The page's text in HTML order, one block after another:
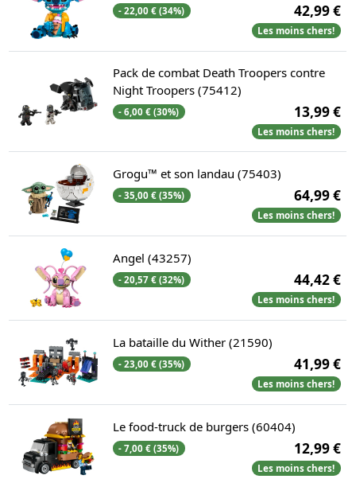
- 22,00 € (34%) 42,99 €
Les moins chers!
Pack de combat Death Troopers contre
Night Troopers (75412)
- 6,00 € (30%) 13,99 €
Les moins chers!
Grogu™ et son landau (75403)
- 35,00 € (35%) 64,99 €
Les moins chers!
Angel (43257)
- 20,57 € (32%) 44,42 €
Les moins chers!
La bataille du Wither (21590)
- 23,00 € (35%) 41,99 €
Les moins chers!
Le food-truck de burgers (60404)
- 7,00 € (35%) 12,99 €
Les moins chers!